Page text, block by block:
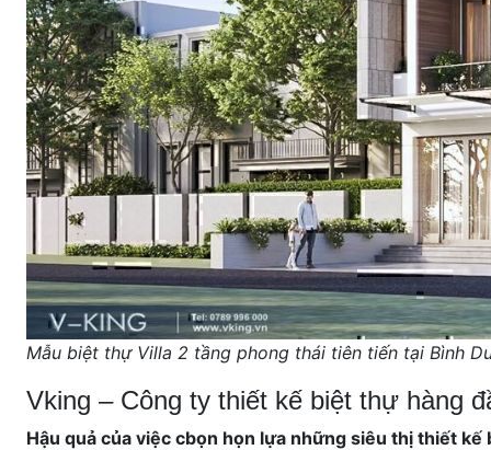
Mẫu biệt thự Villa 2 tầng phong thái tiên tiến tại Bình
Vking – Công ty thiết kế biệt thự hàng
Hậu quả của việc cbọn họn lựa những siêu thị thiết